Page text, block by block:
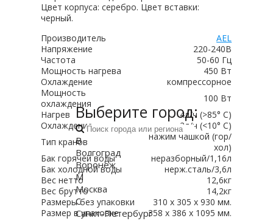
Цвет корпуса: серебро. Цвет вставки:
черный.
Производитель
AEL
Напряжение
220-240В
Частота
50-60 Гц
Мощность нагрева
450 Вт
Охлаждение
компрессорное
Мощность
охлаждения
100 Вт
Нагрев
4л/ч (>85° С)
Охлаждение
2л/ч (<10° С)
Тип кранов
нажим чашкой (гор/
хол)
Бак горячей воды
неразборный/1,16л
Бак холодной воды
нерж.сталь/3,6л
Вес нетто
12,6кг
Вес брутто
14,2кг
Размеры без упаковки
310 x 305 х 930 мм.
Размер в упаковке
358 x 386 х 1095 мм.
Выберите город:
В
Волгоград
Воронеж
М
Москва
С
Санкт-Петербург